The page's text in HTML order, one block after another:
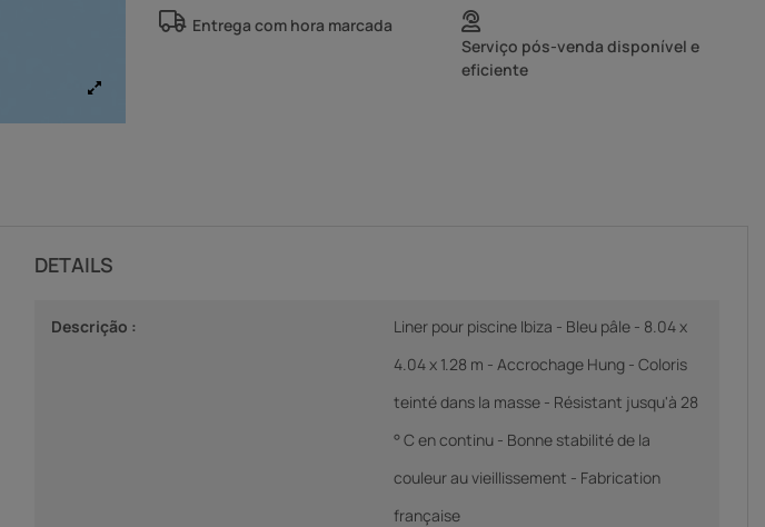
Entrega com hora marcada
Serviço pós-venda disponível e
eficiente
DETAILS
Descrição :
Liner pour piscine Ibiza - Bleu pâle - 8.04 x
4.04 x 1.28 m - Accrochage Hung - Coloris
teinté dans la masse - Résistant jusqu'à 28
° C en continu - Bonne stabilité de la
couleur au vieillissement - Fabrication
française